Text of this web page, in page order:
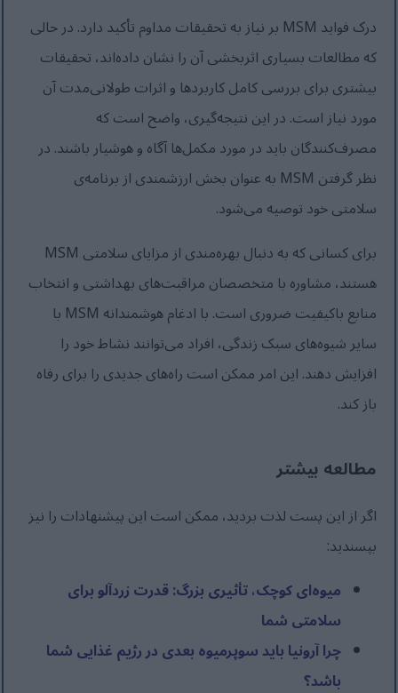
درک فواید MSM بر نیاز به تحقیقات مداوم تأکید دارد. در حالی
که مطالعات بسیاری اثربخشی آن را نشان داده‌اند، تحقیقات
بیشتری برای بررسی کامل کاربردها و اثرات طولانی‌مدت آن
مورد نیاز است. در این نتیجه‌گیری، واضح است که
مصرف‌کنندگان باید در مورد مکمل‌ها آگاه و هوشیار باشند. در
نظر گرفتن MSM به عنوان بخش ارزشمندی از برنامه‌ی
سلامتی خود توصیه می‌شود.
برای کسانی که به دنبال بهره‌مندی از مزایای سلامتی MSM
هستند، مشاوره با متخصصان مراقبت‌های بهداشتی و انتخاب
منابع باکیفیت ضروری است. با ادغام هوشمندانه MSM با
سایر شیوه‌های سبک زندگی، افراد می‌توانند نشاط خود را
افزایش دهند. این امر ممکن است راه‌های جدیدی را برای رفاه
باز کند.
مطالعه بیشتر
اگر از این پست لذت بردید، ممکن است این پیشنهادات را نیز
بپسندید:
میوه‌ای کوچک، تأثیری بزرگ: قدرت زردآلو برای
سلامتی شما
چرا آرونیا باید سوپرمیوه بعدی در رژیم غذایی شما
باشد؟